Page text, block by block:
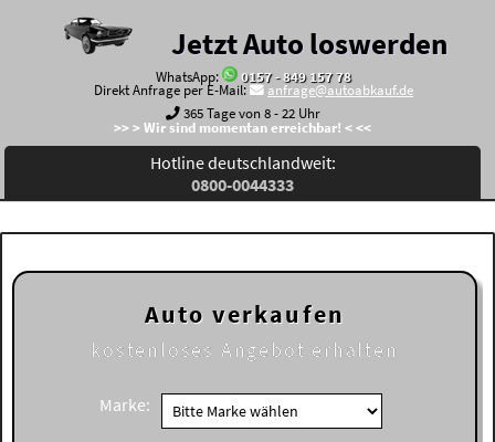
Jetzt Auto loswerden
WhatsApp:
0157 - 849 157 78
Direkt Anfrage per E-Mail:
anfrage@autoabkauf.de
365 Tage von 8 - 22 Uhr
>> > Wir sind momentan erreichbar! < <<
Hotline deutschlandweit:
0800-0044333
Auto verkaufen
kostenloses Angebot erhalten
Marke: